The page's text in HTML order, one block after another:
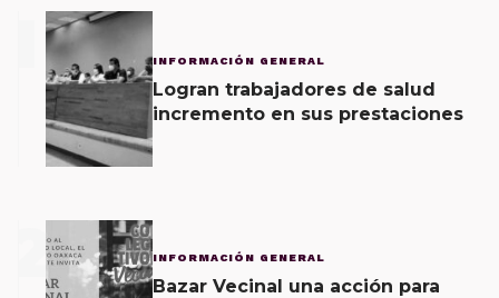
INFORMACIÓN GENERAL
Logran trabajadores de salud
incremento en sus prestaciones
2 INFORMACIÓN GENERAL
Bazar Vecinal una acción para